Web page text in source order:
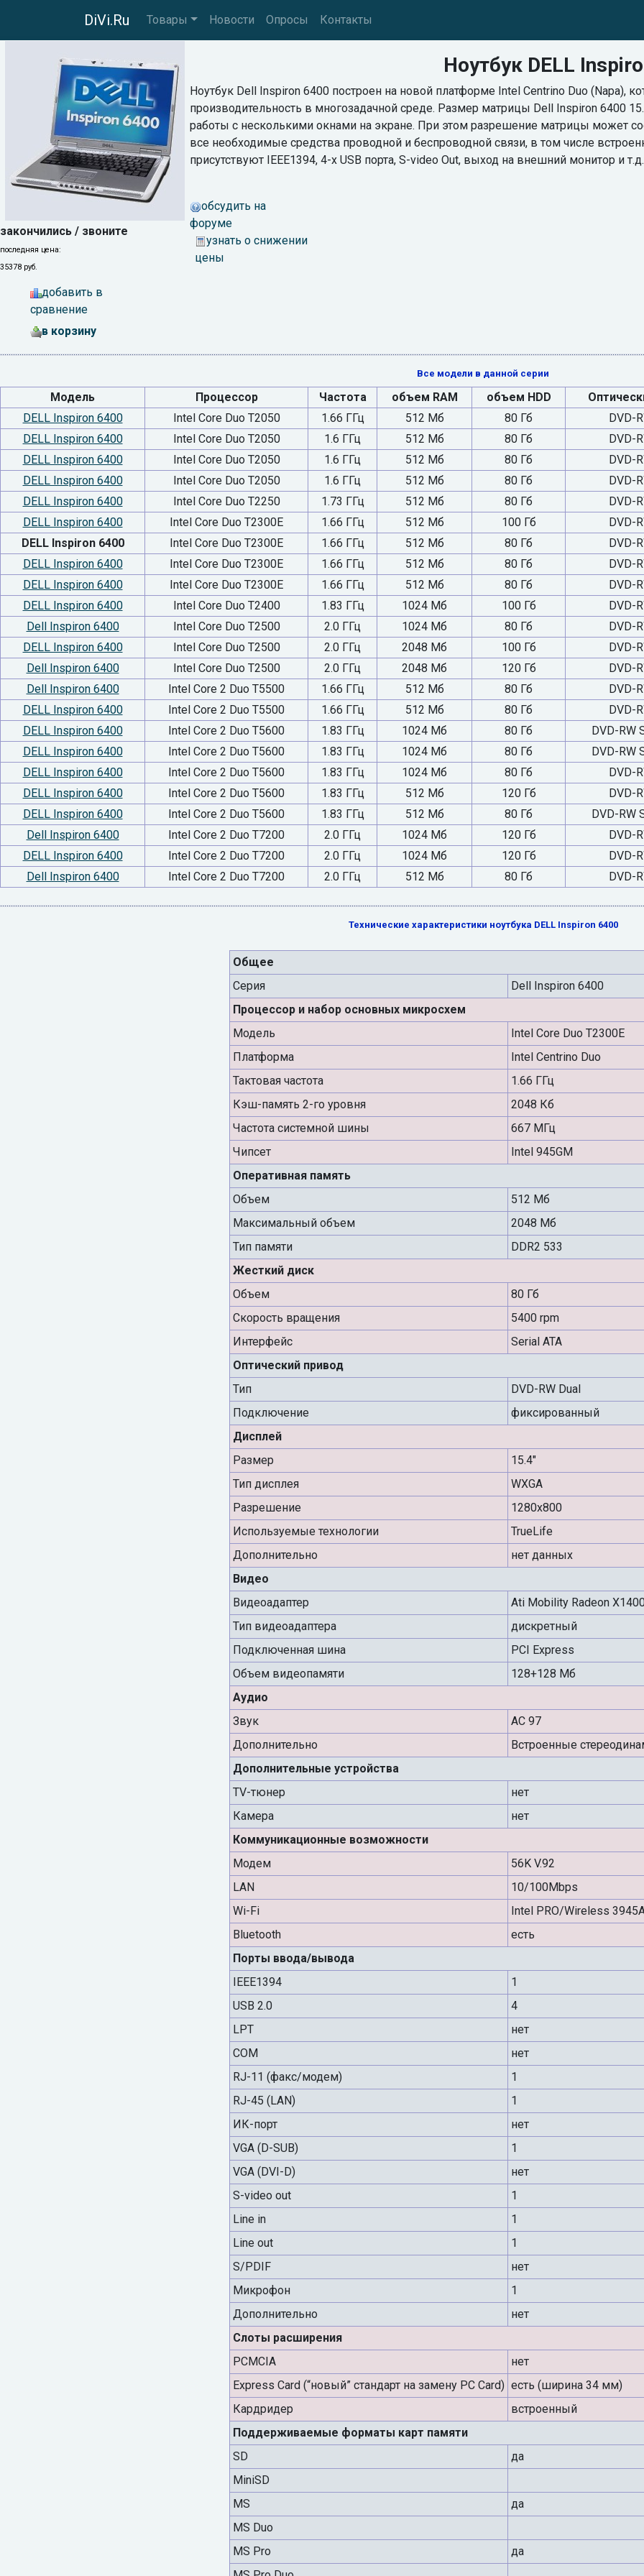
DiVi.Ru Товары Новости Опросы Контакты
закончились / звоните
последняя цена:
35378 руб.
добавить в
сравнение
в корзину
Ноутбук DELL
Ноутбук Dell Inspiron 6400 построен на новой платформе Intel Centrino Duo (Napa),
производительность в многозадачной среде. Размер матрицы Dell Inspiron 6400
работы с несколькими окнами на экране. При этом разрешение матрицы может
все необходимые средства проводной и беспроводной связи, в том числе
присутствуют IEEE1394, 4-х USB порта, S-video Out, выход на внешний монитор и
обсудить на
форуме
узнать о снижении
цены
Все модели в данной серии
Модель Процессор Частота объем RAM объем HDD
DELL Inspiron 6400
Intel Core Duo T2050 1.66 ГГц 512 Мб 80 Гб
DVD-
DELL Inspiron 6400
Intel Core Duo T2050 1.6 ГГц 512 Мб 80 Гб
DVD-
DELL Inspiron 6400
Intel Core Duo T2050 1.6 ГГц 512 Мб 80 Гб
DVD-
DELL Inspiron 6400
Intel Core Duo T2050 1.6 ГГц 512 Мб 80 Гб
DVD-
DELL Inspiron 6400
Intel Core Duo T2250 1.73 ГГц 512 Мб 80 Гб
DVD-
DELL Inspiron 6400
Intel Core Duo T2300E 1.66 ГГц 512 Мб 100 Гб
DVD-
DELL Inspiron 6400
Intel Core Duo T2300E 1.66 ГГц 512 Мб 80 Гб
DVD-
DELL Inspiron 6400
Intel Core Duo T2300E 1.66 ГГц 512 Мб 80 Гб
DVD-
DELL Inspiron 6400
Intel Core Duo T2300E 1.66 ГГц 512 Мб 80 Гб
DVD-
DELL Inspiron 6400
Intel Core Duo T2400 1.83 ГГц 1024 Мб 100 Гб
DVD-
Dell Inspiron 6400
Intel Core Duo T2500 2.0 ГГц 1024 Мб 80 Гб
DVD-
DELL Inspiron 6400
Intel Core Duo T2500 2.0 ГГц 2048 Мб 100 Гб
DVD-
Dell Inspiron 6400
Intel Core Duo T2500 2.0 ГГц 2048 Мб 120 Гб
DVD-
Dell Inspiron 6400
Intel Core 2 Duo T5500 1.66 ГГц 512 Мб 80 Гб
DVD-
DELL Inspiron 6400
Intel Core 2 Duo T5500 1.66 ГГц 512 Мб 80 Гб
DVD-
DELL Inspiron 6400
Intel Core 2 Duo T5600 1.83 ГГц 1024 Мб 80 Гб
DVD-RW
DELL Inspiron 6400
Intel Core 2 Duo T5600 1.83 ГГц 1024 Мб 80 Гб
DVD-RW
DELL Inspiron 6400
Intel Core 2 Duo T5600 1.83 ГГц 1024 Мб 80 Гб
DVD-
DELL Inspiron 6400
Intel Core 2 Duo T5600 1.83 ГГц 512 Мб 120 Гб
DVD-
DELL Inspiron 6400
Intel Core 2 Duo T5600 1.83 ГГц 512 Мб 80 Гб
DVD-RW
Dell Inspiron 6400
Intel Core 2 Duo T7200 2.0 ГГц 1024 Мб 120 Гб
DVD-
DELL Inspiron 6400
Intel Core 2 Duo T7200 2.0 ГГц 1024 Мб 120 Гб
DVD-
Dell Inspiron 6400
Intel Core 2 Duo T7200 2.0 ГГц 512 Мб 80 Гб DVD-
Технические характеристики ноутбука DELL Inspiron 6400
Общее
Серия
Dell Inspiron 6400
Процессор и набор основных микросхем
Модель
Intel Core Duo T2300E
Платформа
Intel Centrino Duo
Тактовая частота
1.66 ГГц
Кэш-память 2-го уровня
2048 Кб
Частота системной шины
667 МГц
Чипсет
Intel 945GM
Оперативная память
Объем
512 Мб
Максимальный объем
2048 Мб
Тип памяти
DDR2 533
Жесткий диск
Объем
80 Гб
Скорость вращения
5400 rpm
Интерфейс
Serial ATA
Оптический привод
Тип
DVD-RW Dual
Подключение
фиксированный
Дисплей
Размер
15.4"
Тип дисплея
WXGA
Разрешение
1280x800
Используемые технологии
TrueLife
Дополнительно
нет данных
Видео
Видеоадаптер
Ati Mobility Radeon
Тип видеоадаптера
дискретный
Подключенная шина
PCI Express
Объем видеопамяти
128+128 Мб
Аудио
Звук
AC 97
Дополнительно
Встроенные
Дополнительные устройства
TV-тюнер
нет
Камера
нет
Коммуникационные возможности
Модем
56K V.92
LAN
10/100Mbps
Wi-Fi
Intel PRO/Wireless
Bluetooth
есть
Порты ввода/вывода
IEEE1394
1
USB 2.0
4
LPT
нет
COM
нет
RJ-11 (факс/модем)
1
RJ-45 (LAN)
1
ИК-порт
нет
VGA (D-SUB)
1
VGA (DVI-D)
нет
S-video out
1
Line in
1
Line out
1
S/PDIF
нет
Микрофон
1
Дополнительно
нет
Слоты расширения
PCMCIA
нет
Express Card (“новый” стандарт на замену PC Card) есть (ширина 34 мм)
Кардридер
встроенный
Поддерживаемые форматы карт памяти
SD
да
MiniSD
MS
да
MS Duo
MS Pro
да